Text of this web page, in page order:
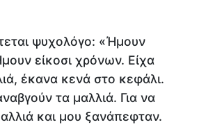
ψυχολόγο: «Ήμουν
είκοσι χρόνων. Είχα
έκανα κενά στο κεφάλι.
τα μαλλιά. Για να
και μου ξανάπεφταν.